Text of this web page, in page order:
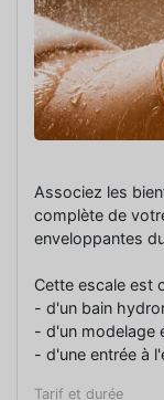
Associez les
complète de
enveloppantes
Cette escale est
- d'un bain
- d'un modelage
- d'une entrée à
Tarif et durée